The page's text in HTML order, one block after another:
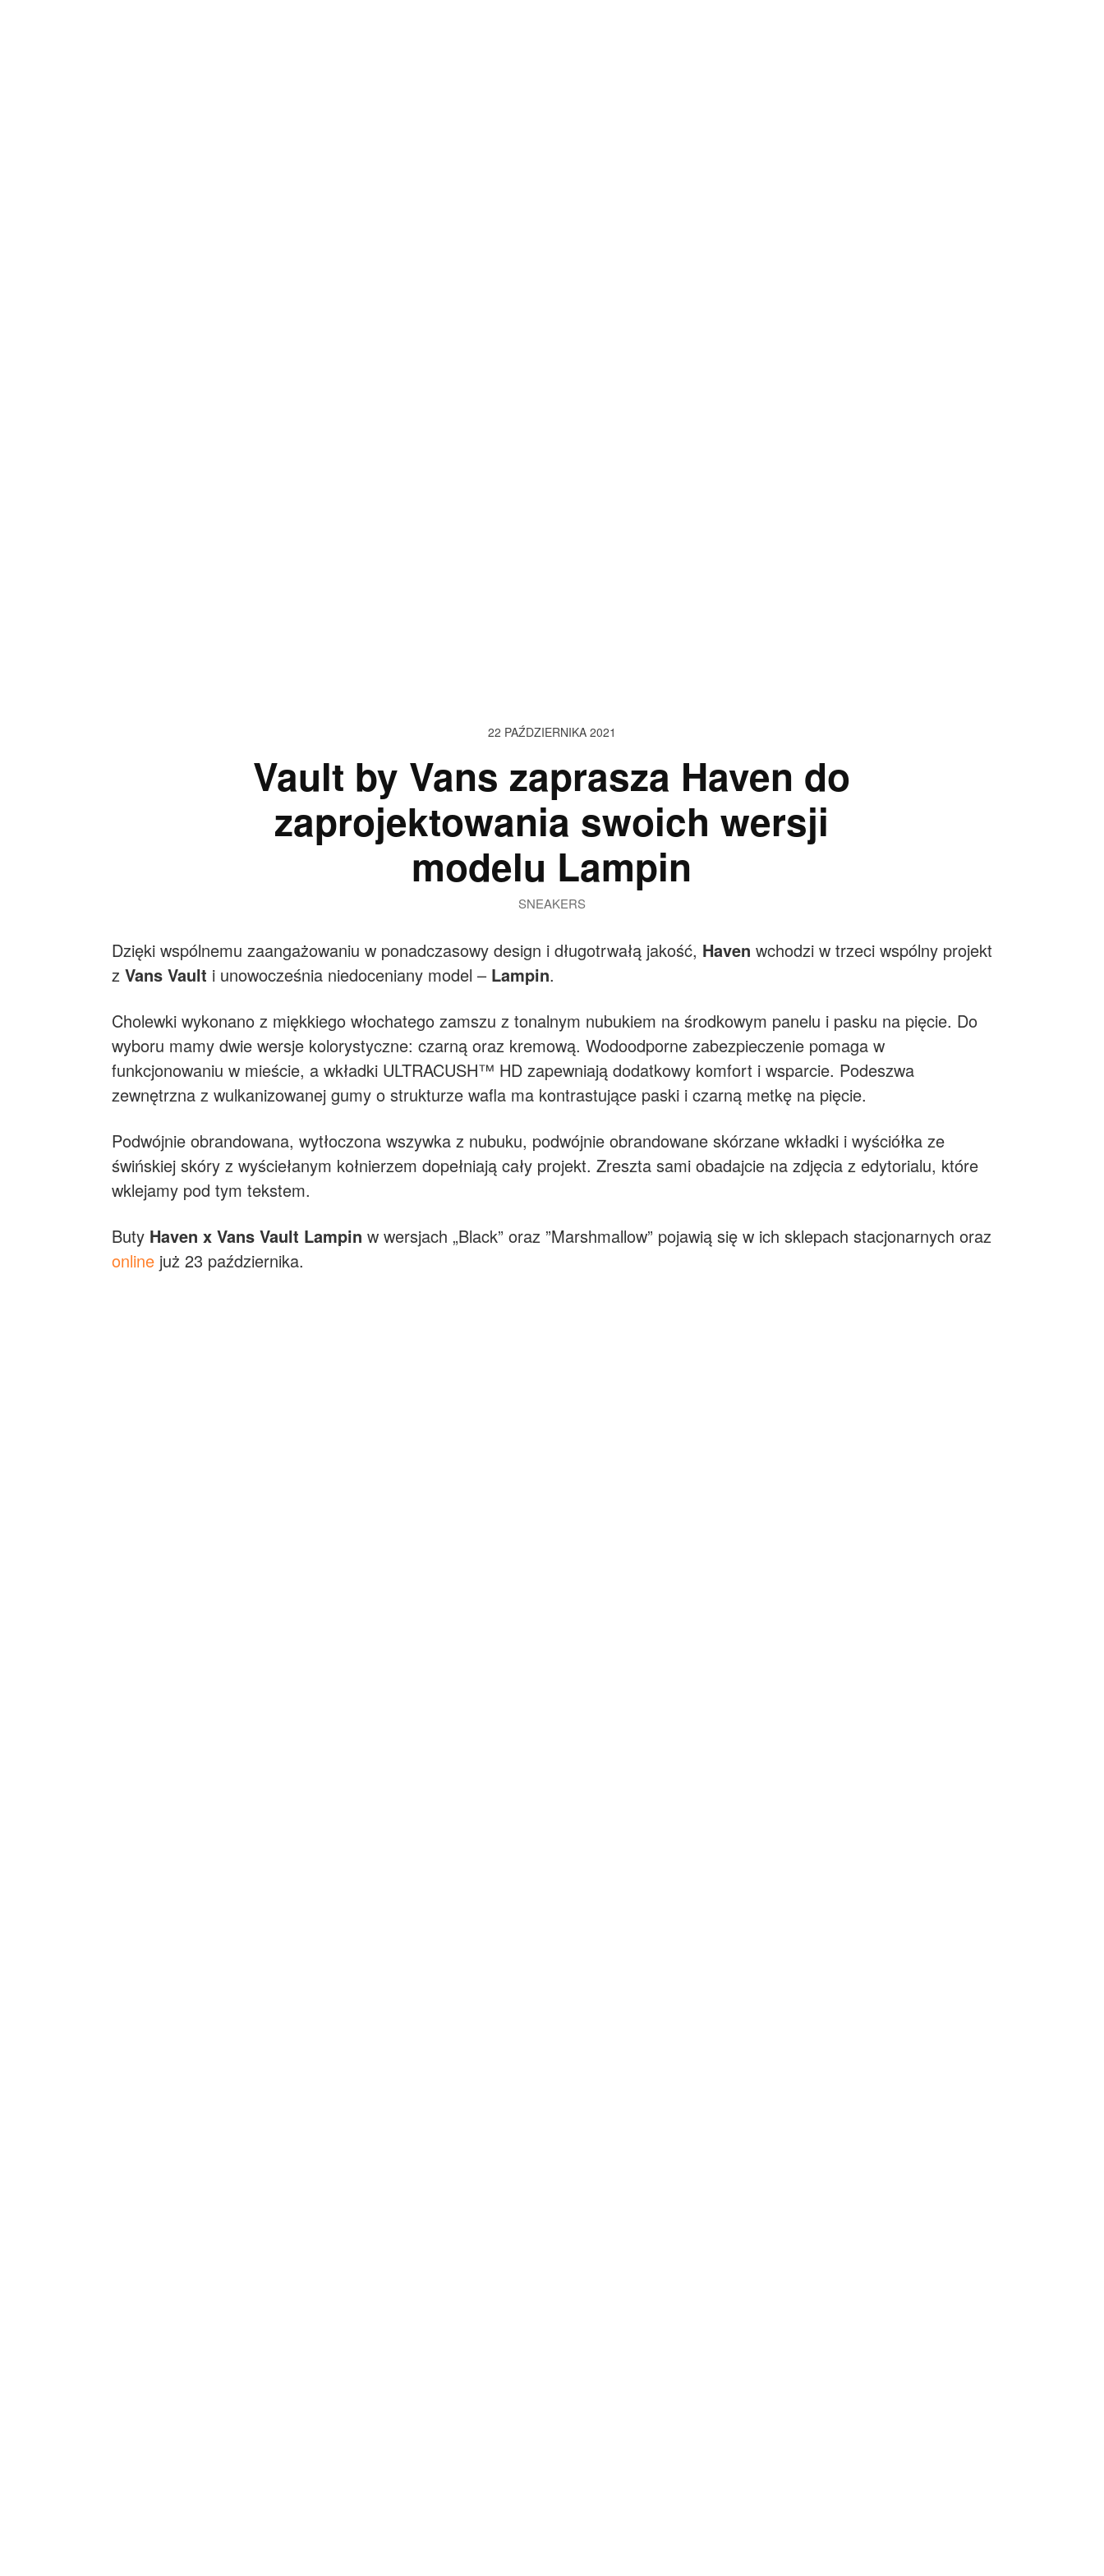
22 PAŹDZIERNIKA 2021
Vault by Vans zaprasza Haven do
zaprojektowania swoich wersji
modelu Lampin
SNEAKERS
Dzięki wspólnemu zaangażowaniu w ponadczasowy design i długotrwałą jakość, Haven wchodzi w trzeci wspólny projekt
z Vans Vault i unowocześnia niedoceniany model – Lampin.
Cholewki wykonano z miękkiego włochatego zamszu z tonalnym nubukiem na środkowym panelu i pasku na pięcie. Do
wyboru mamy dwie wersje kolorystyczne: czarną oraz kremową. Wodoodporne zabezpieczenie pomaga w
funkcjonowaniu w mieście, a wkładki ULTRACUSH™ HD zapewniają dodatkowy komfort i wsparcie. Podeszwa
zewnętrzna z wulkanizowanej gumy o strukturze wafla ma kontrastujące paski i czarną metkę na pięcie.
Podwójnie obrandowana, wytłoczona wszywka z nubuku, podwójnie obrandowane skórzane wkładki i wyściółka ze
świńskiej skóry z wyściełanym kołnierzem dopełniają cały projekt. Zreszta sami obadajcie na zdjęcia z edytorialu, które
wklejamy pod tym tekstem.
Buty Haven x Vans Vault Lampin w wersjach „Black” oraz ”Marshmallow” pojawią się w ich sklepach stacjonarnych oraz
online już 23 października.